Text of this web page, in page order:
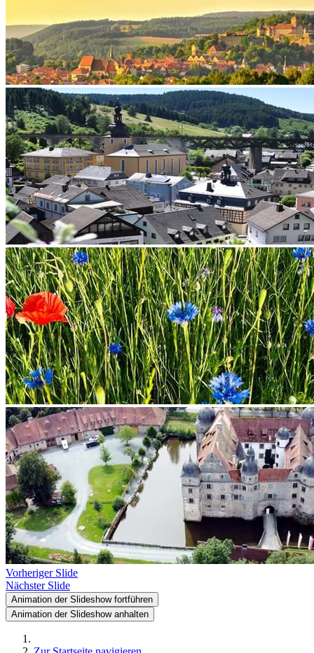
Vorheriger Slide
Nächster Slide
Animation der Slideshow fortführen
Animation der Slideshow anhalten